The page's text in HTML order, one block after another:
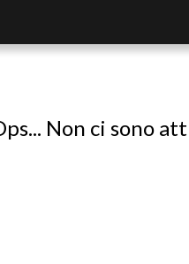
Non ci sono